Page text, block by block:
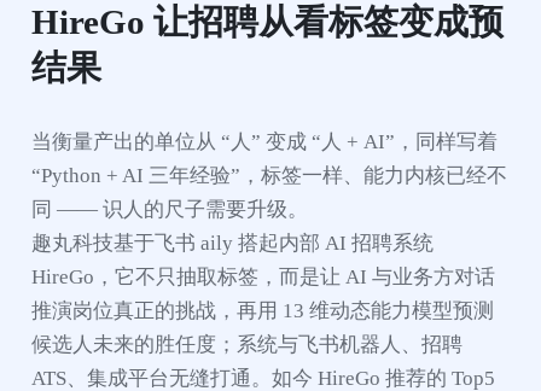
HireGo 让招聘从看标签变成预
结果
当衡量产出的单位从 “人” 变成 “人 + AI”，同样写着
“Python + AI 三年经验”，标签一样、能力内核已经不
同 —— 识人的尺子需要升级。
趣丸科技基于飞书 aily 搭起内部 AI 招聘系统
HireGo，它不只抽取标签，而是让 AI 与业务方对话
推演岗位真正的挑战，再用 13 维动态能力模型预测
候选人未来的胜任度；系统与飞书机器人、招聘
ATS、集成平台无缝打通。如今 HireGo 推荐的 Top5